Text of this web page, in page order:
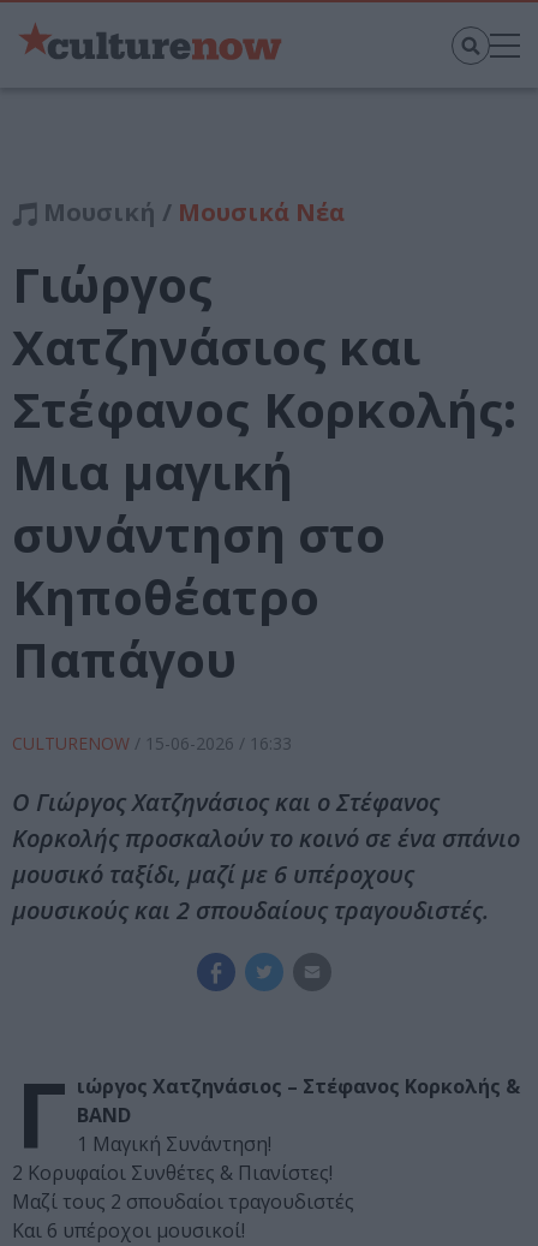
Μουσική / Μουσικά Νέα
Γιώργος
Χατζηνάσιος και
Στέφανος Κορκολής:
Μια μαγική
συνάντηση στο
Κηποθέατρο
Παπάγου
CULTURENOW / 15-06-2026 / 16:33
Ο Γιώργος Χατζηνάσιος και ο Στέφανος
Κορκολής προσκαλούν το κοινό σε ένα σπάνιο
μουσικό ταξίδι, μαζί με 6 υπέροχους
μουσικούς και 2 σπουδαίους τραγουδιστές.
Γ ιώργος Χατζηνάσιος – Στέφανος Κορκολής &
BAND
1 Μαγική Συνάντηση!
2 Κορυφαίοι Συνθέτες & Πιανίστες!
Μαζί τους 2 σπουδαίοι τραγουδιστές
Και 6 υπέροχοι μουσικοί!